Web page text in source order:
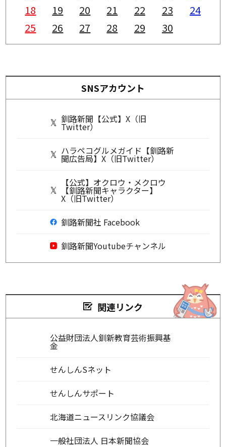
18
19 20 21 22 23
24
25
26 27 28 29 30
SNSアカウント
釧路新聞【公式】X（旧
Twitter）
ハラペコグルメガイド【釧路新
聞広告局】X（旧Twitter）
【公式】オクロウ・メクロウ
【釧路新聞キャラクター】
X（旧Twitter）
釧路新聞社 Facebook
釧路新聞Youtubeチャンネル
関連リンク
公益財団法人釧新教育芸術振興基
金
せんしんSネット
せんしんサポート
北海道ニュースリンク協議会
一般社団法人 日本新聞協会